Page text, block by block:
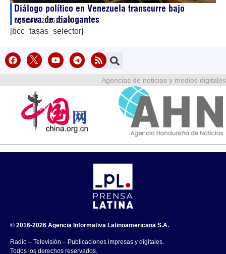
Diálogo político en Venezuela transcurre bajo
reserva de dialogantes
agosto 8, 202610:40
[bcc_tasas_selector]
Agencias de noticias y medios digitales
© 2016-2026 Agencia Informativa Latinoamericana S.A.
Radio – Televisión – Publicaciones impresas y digitales.
Todos los derechos reservados.